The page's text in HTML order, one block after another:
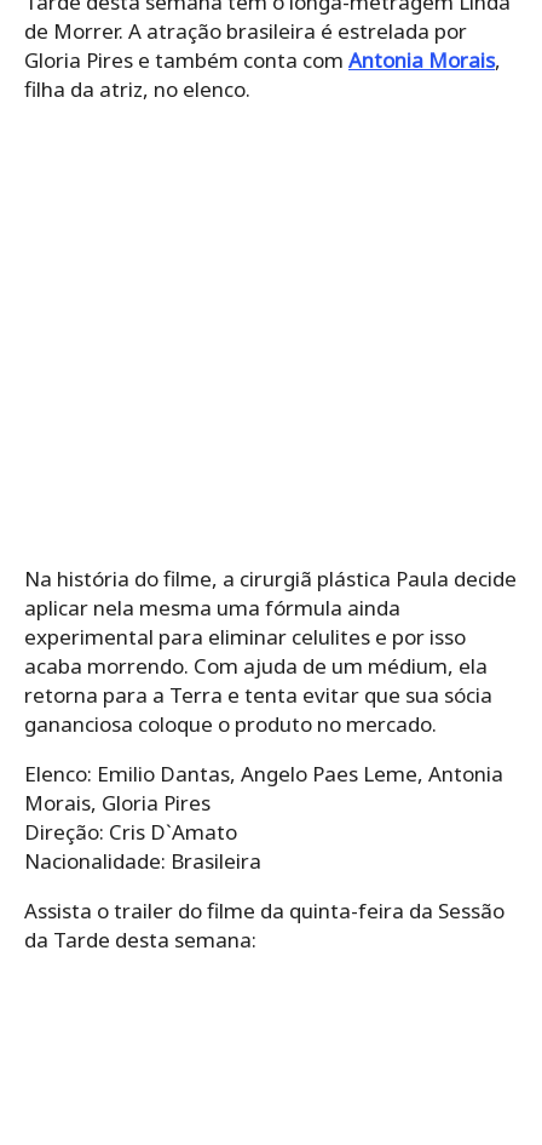
de Morrer. A atração brasileira é estrelada por
Gloria Pires e também conta com Antonia Morais,
filha da atriz, no elenco.
Na história do filme, a cirurgiã plástica Paula decide
aplicar nela mesma uma fórmula ainda
experimental para eliminar celulites e por isso
acaba morrendo. Com ajuda de um médium, ela
retorna para a Terra e tenta evitar que sua sócia
gananciosa coloque o produto no mercado.
Elenco: Emilio Dantas, Angelo Paes Leme, Antonia
Morais, Gloria Pires
Direção: Cris D`Amato
Nacionalidade: Brasileira
Assista o trailer do filme da quinta-feira da Sessão
da Tarde desta semana: